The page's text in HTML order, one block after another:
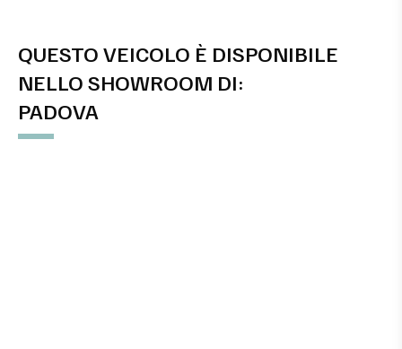
QUESTO VEICOLO È DISPONIBILE
NELLO SHOWROOM DI:
PADOVA